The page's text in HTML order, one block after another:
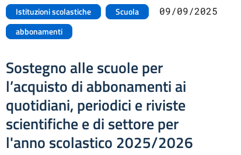
Istituzioni scolastiche
Scuola
abbonamenti
09/09/2025
Sostegno alle scuole per
l’acquisto di abbonamenti ai
quotidiani, periodici e riviste
scientifiche e di settore per
l'anno scolastico 2025/2026